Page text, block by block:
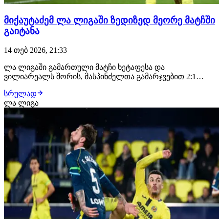
მიქაუტაძემ ლა ლიგაში ზედიზედ მეორე მატჩში
გაიტანა
14 თებ 2026, 21:33
ლა ლიგაში გამართული მატჩი ხეტაფესა და
ვილიარეალს შორის, მასპინძელთა გამარჯვებით 2:1
მიქაუტაძე შემოვიდა და მალევე გოლიც გაიტანა, თუმცა
ეს გოლი ვილიარეალის წარმატებისთვის საკმარისი არ
გამოდგა. აღსანიშნავია, რომ ქართველმა ფორვარდმა
სრულად
ლა ლიგა